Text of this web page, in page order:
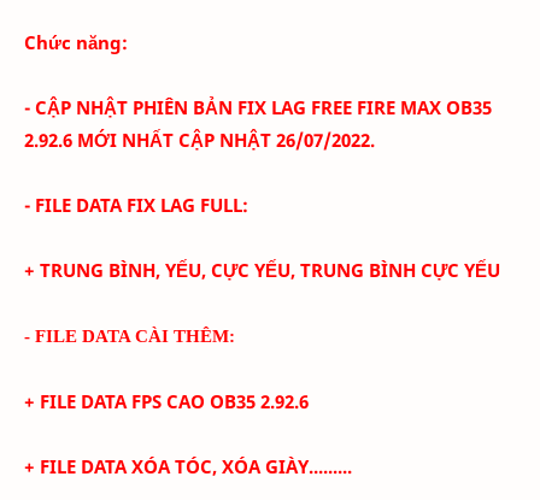
Chức năng:
- CẬP NHẬT PHIÊN BẢN FIX LAG FREE FIRE MAX OB35
2.92.6 MỚI NHẤT CẬP NHẬT 26/07/2022.
- FILE DATA FIX LAG FULL:
+ TRUNG BÌNH, YẾU, CỰC YẾU, TRUNG BÌNH CỰC YẾU
- FILE DATA CÀI THÊM:
+ FILE DATA FPS CAO OB35 2.92.6
+ FILE DATA XÓA TÓC, XÓA GIÀY.........